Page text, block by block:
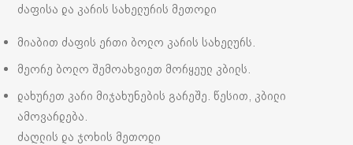
ძაფისა და კარის სახელურის მეთოდი
მიაბით ძაფის ერთი ბოლო კარის სახელურს.
მეორე ბოლო შემოახვიეთ მორყეულ კბილს.
დახურეთ კარი მიჯახუნების გარეშე. წესით, კბილი
ამოვარდება.
ძაღლის და ჯოხის მეთოდი